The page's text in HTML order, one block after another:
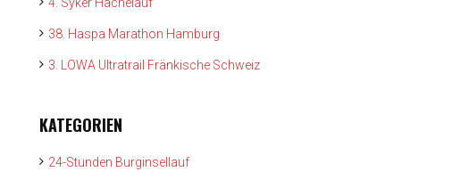
38. Haspa Marathon Hamburg
3. LOWA Ultratrail Fränkische Schweiz
KATEGORIEN
24-Stunden Burginsellauf